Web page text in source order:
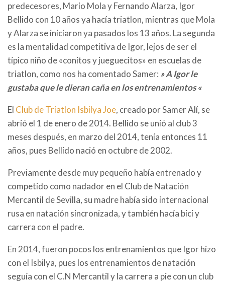
predecesores, Mario Mola y Fernando Alarza, Igor
Bellido con 10 años ya hacía triatlon, mientras que Mola
y Alarza se iniciaron ya pasados los 13 años. La segunda
es la mentalidad competitiva de Igor, lejos de ser el
típico niño de «conitos y jueguecitos» en escuelas de
triatlon, como nos ha comentado Samer: » A Igor le
gustaba que le dieran caña en los entrenamientos «
El Club de Triatlon Isbilya Joe, creado por Samer Alí, se
abrió el 1 de enero de 2014. Bellido se unió al club 3
meses después, en marzo del 2014, tenía entonces 11
años, pues Bellido nació en octubre de 2002.
Previamente desde muy pequeño había entrenado y
competido como nadador en el Club de Natación
Mercantil de Sevilla, su madre había sido internacional
rusa en natación sincronizada, y también hacía bici y
carrera con el padre.
En 2014, fueron pocos los entrenamientos que Igor hizo
con el Isbilya, pues los entrenamientos de natación
seguía con el C.N Mercantil y la carrera a pie con un club